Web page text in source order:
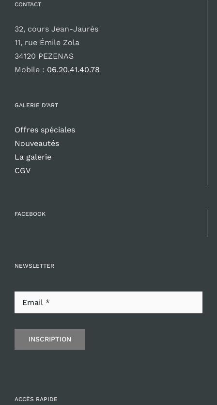
CONTACT
32, cours Jean-Jaurès
11, rue Émile Zola
34120 PEZENAS
Mobile : 06.20.41.40.78
GALERIE D’ART
Offres spéciales
Nouveautés
La galerie
CGV
FACEBOOK
NEWSLETTER
INSCRIPTION
ACCÈS RAPIDE